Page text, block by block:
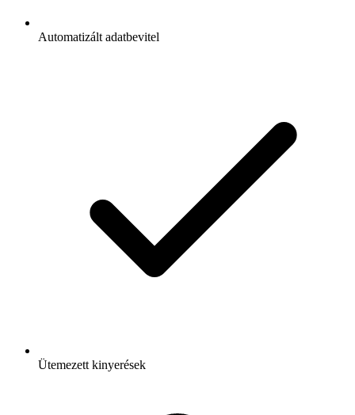
Automatizált adatbevitel
Ütemezett kinyerések